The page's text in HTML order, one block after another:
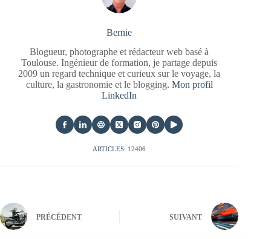
Bernie
Blogueur, photographe et rédacteur web basé à
Toulouse. Ingénieur de formation, je partage depuis
2009 un regard technique et curieux sur le voyage, la
culture, la gastronomie et le blogging. Mon profil
LinkedIn
ARTICLES: 12406
PRÉCÉDENT SUIVANT